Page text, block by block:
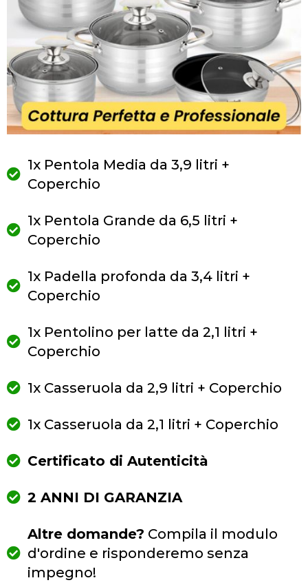
1x Pentola Media da 3,9 litri +
Coperchio
1x Pentola Grande da 6,5 litri +
Coperchio
1x Padella profonda da 3,4 litri +
Coperchio
1x Pentolino per latte da 2,1 litri +
Coperchio
1x Casseruola da 2,9 litri + Coperchio
1x Casseruola da 2,1 litri + Coperchio
Certificato di Autenticità
2 ANNI DI GARANZIA
Altre domande? Compila il modulo
d'ordine e risponderemo senza
impegno!